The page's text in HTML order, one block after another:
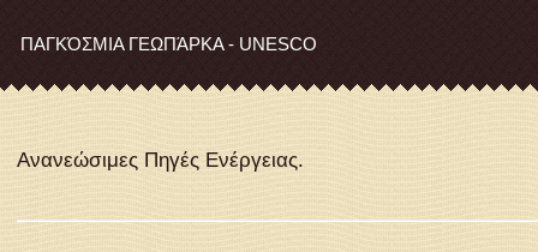
ΠΑΓΚΌΣΜΙΑ ΓΕΩΠΆΡΚΑ - UNESCO
Ανανεώσιμες Πηγές Ενέργειας.